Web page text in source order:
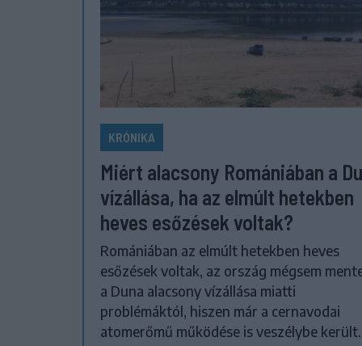
KRÓNIKA
Miért alacsony Romániában a
vízállása, ha az elmúlt hetekben
heves esőzések voltak?
Romániában az elmúlt hetekben heves
esőzések voltak, az ország mégsem
a Duna alacsony vízállása miatti
problémáktól, hiszen már a cernavodai
atomerőmű működése is veszélybe került.